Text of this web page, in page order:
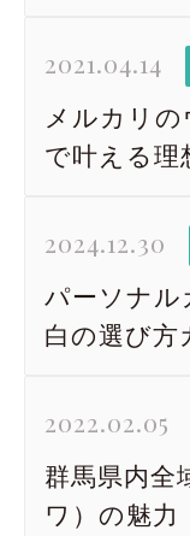
2021.04.14
メルカリ
で叶える理
2024.12.30
パーソナル
白の選び方
2022.02.05
群馬県内全
ワ）の魅力